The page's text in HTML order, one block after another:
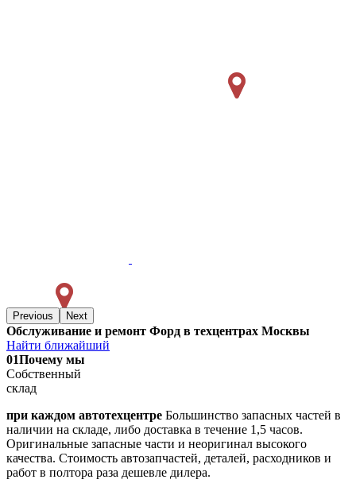
Previous Next
Обслуживание и ремонт Форд в техцентрах Москвы
Найти ближайший
01Почему мы
Собственный
склад
при каждом автотехцентре Большинство запасных частей в
наличии на складе, либо доставка в течение 1,5 часов.
Оригинальные запасные части и неоригинал высокого
качества. Стоимость автозапчастей, деталей, расходников и
работ в полтора раза дешевле дилера.